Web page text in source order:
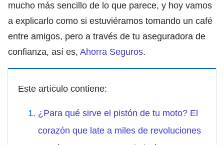
mucho más sencillo de lo que parece, y hoy vamos
a explicarlo como si estuviéramos tomando un café
entre amigos, pero a través de tu aseguradora de
confianza, así es, Ahorra Seguros.
Este artículo contiene:
¿Para qué sirve el pistón de tu moto? El
corazón que late a miles de revoluciones